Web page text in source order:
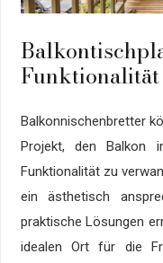
Funktionalität
Balkonnischenbretter
Projekt, den Balkon
Funktionalität zu
ein ästhetisch
praktische Lösungen
idealen Ort für die